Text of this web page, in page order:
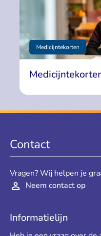
Medicijntekorten
Contact
Vragen? Wij helpen je
Neem contact op
Informatielijn